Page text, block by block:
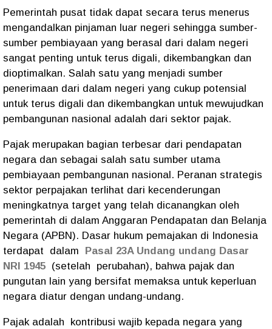
Pemerintah pusat tidak dapat secara terus menerus
mengandalkan pinjaman luar negeri sehingga sumber-
sumber pembiayaan yang berasal dari dalam negeri
sangat penting untuk terus digali, dikembangkan dan
dioptimalkan. Salah satu yang menjadi sumber
penerimaan dari dalam negeri yang cukup potensial
untuk terus digali dan dikembangkan untuk mewujudkan
pembangunan nasional adalah dari sektor pajak.
Pajak merupakan bagian terbesar dari pendapatan
negara dan sebagai salah satu sumber utama
pembiayaan pembangunan nasional. Peranan strategis
sektor perpajakan terlihat dari kecenderungan
meningkatnya target yang telah dicanangkan oleh
pemerintah di dalam Anggaran Pendapatan dan Belanja
Negara (APBN). Dasar hukum pemajakan di Indonesia
terdapat dalam
Pasal 23A Undang undang Dasar
NRI 1945 (setelah perubahan), bahwa pajak dan
pungutan lain yang bersifat memaksa untuk keperluan
negara diatur dengan undang-undang.
Pajak adalah kontribusi wajib kepada negara yang